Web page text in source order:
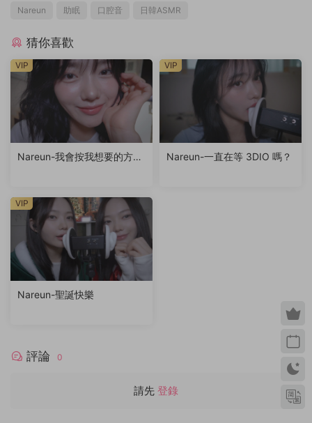
Nareun 助眠 口腔音 日韓ASMR
猜你喜歡
Nareun-我會按我想要的方式
VIP
Nareun-一直在等 3DIO 嗎？
VIP
Nareun-聖誕快樂
VIP
評論 0
請先 登錄